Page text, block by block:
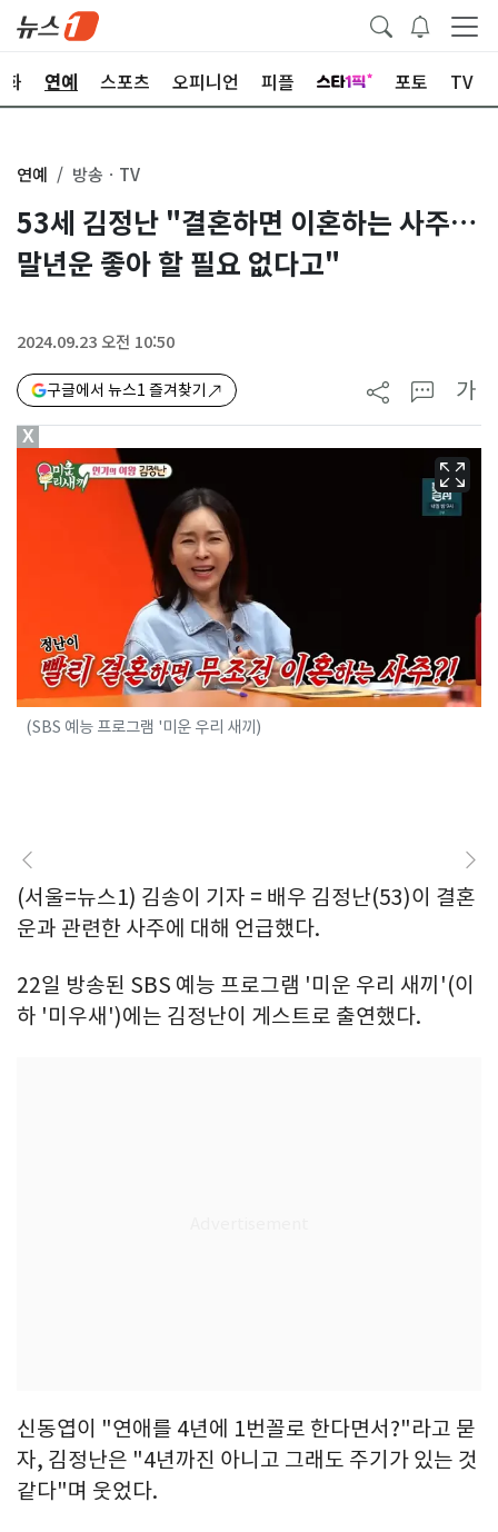
화 연예 스포츠 오피니언 피플 포토 TV
연예 방송ㆍTV
53세 김정난 "결혼하면 이혼하는 사주…
말년운 좋아 할 필요 없다고"
2024.09.23 오전 10:50
구글에서 뉴스1 즐겨찾기 가
(SBS 예능 프로그램 '미운 우리 새끼)
(서울=뉴스1) 김송이 기자 = 배우 김정난(53)이 결혼
운과 관련한 사주에 대해 언급했다.
22일 방송된 SBS 예능 프로그램 '미운 우리 새끼'(이
하 '미우새')에는 김정난이 게스트로 출연했다.
신동엽이 "연애를 4년에 1번꼴로 한다면서?"라고 묻
자, 김정난은 "4년까진 아니고 그래도 주기가 있는 것
같다"며 웃었다.
X